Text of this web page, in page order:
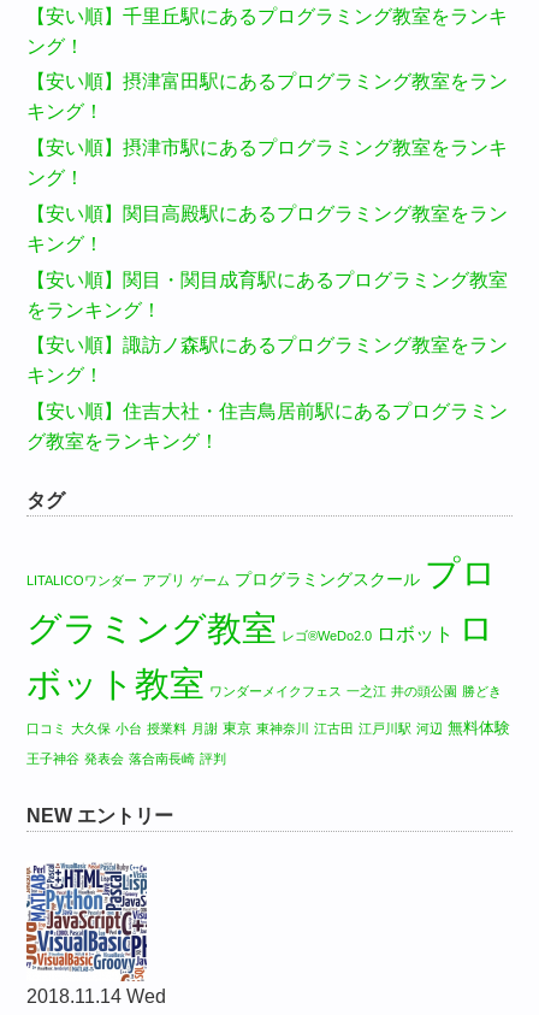
【安い順】千里丘駅にあるプログラミング教室をランキ
ング！
【安い順】摂津富田駅にあるプログラミング教室をラン
キング！
【安い順】摂津市駅にあるプログラミング教室をランキ
ング！
【安い順】関目高殿駅にあるプログラミング教室をラン
キング！
【安い順】関目・関目成育駅にあるプログラミング教室
をランキング！
【安い順】諏訪ノ森駅にあるプログラミング教室をラン
キング！
【安い順】住吉大社・住吉鳥居前駅にあるプログラミン
グ教室をランキング！
タグ
LITALICOワンダー アプリ ゲーム プログラミングスクール プロ
グラミング教室 レゴ®WeDo2.0 ロボット
ロ
ボット教室 ワンダーメイクフェス 一之江 井の頭公園 勝どき
口コミ 大久保 小台 授業料 月謝 東京 東神奈川 江古田 江戸川駅 河辺 無料体験
王子神谷 発表会 落合南長崎 評判
NEW エントリー
2018.11.14 Wed